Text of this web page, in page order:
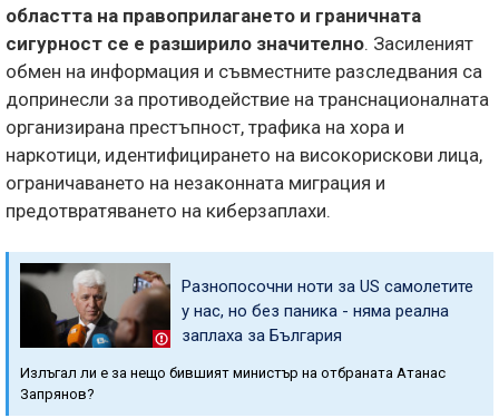
областта на правоприлагането и граничната
сигурност се е разширило значително. Засиленият
обмен на информация и съвместните разследвания са
допринесли за противодействие на транснационалната
организирана престъпност, трафика на хора и
наркотици, идентифицирането на високорискови лица,
ограничаването на незаконната миграция и
предотвратяването на киберзаплахи.
Разнопосочни ноти за US самолетите
у нас, но без паника - няма реална
заплаха за България
Излъгал ли е за нещо бившият министър на отбраната Атанас
Запрянов?